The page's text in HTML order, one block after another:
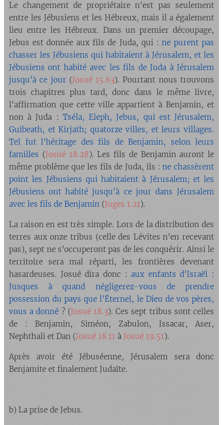
Le changement de propriétaire n'est pas seulement
entre les Jébusiens et les Hébreux, mais il a également
lieu entre les Hébreux. Dans un premier découpage,
Jebus est donnée aux fils de Juda, qui : ne purent pas
chasser les Jébusiens qui habitaient à Jérusalem, et les
Jébusiens ont habité avec les fils de Juda à Jérusalem
jusqu'à ce jour(Josué 15.63). Pourtant nous trouvons
trois chapitres plus tard, donc dans le même livre,
l'affirmation que cette ville appartient à Benjamin, et
non à Juda : Tséla, Eleph, Jebus, qui est Jérusalem,
Guibeath, et Kirjath; quatorze villes, et leurs villages.
Tel fut l'héritage des fils de Benjamin, selon leurs
familles (Josué 18.28). Les fils de Benjamin auront le
même problème que les fils de Juda, ils :ne chassèrent
point les Jébusiens qui habitaient à Jérusalem; et les
Jébusiens ont habité jusqu'à ce jour dans Jérusalem
avec les fils de Benjamin (Juges 1.21).
La raison en est très simple. Lors de la distribution des
terres aux onze tribus (celle des Lévites n'en recevant
pas), sept ne s'occuperont pas de les conquérir. Ainsi le
territoire sera mal réparti, les frontières devenant
hasardeuses. Josué dira donc :aux enfants d'Israël :
Jusques à quand négligerez-vous de prendre
possession du pays que l'Éternel, le Dieu de vos pères,
vous a donné ? (Josué 18.3). Ces sept tribus sont celles
de : Benjamin, Siméon, Zabulon, Issacar, Aser,
Nephthali et Dan (Josué 18.11 à Josué 19.51).
Après avoir été Jébuséenne, Jérusalem sera donc
Benjamite et finalement Judaïte.
b) La prise de Jebus.